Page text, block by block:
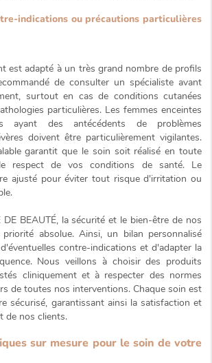
indications ou précautions particulières
est adapté à un très grand nombre de profils
de consulter un spécialiste avant
surtout en cas de conditions cutanées
particulières. Les femmes enceintes
ayant des antécédents de problèmes
doivent être particulièrement vigilantes.
garantit que le soin soit réalisé en toute
respect de vos conditions de santé. Le
ajusté pour éviter tout risque d'irritation ou
DE BEAUTÉ, la sécurité et le bien-être de nos
priorité absolue. Ainsi, un bilan personnalisé
contre-indications et d'adapter la
Nous veillons à choisir des produits
cliniquement et à respecter des normes
de toutes nos interventions. Chaque soin est
sécurisé, garantissant ainsi la satisfaction et
de nos clients.
sur mesure pour le soin de votre